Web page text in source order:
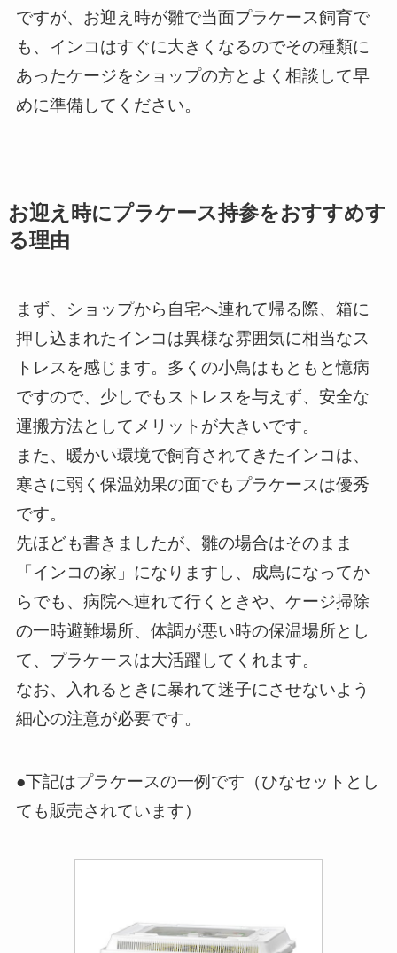
ですが、お迎え時が雛で当面プラケース飼育で
も、インコはすぐに大きくなるのでその種類に
あったケージをショップの方とよく相談して早
めに準備してください。
お迎え時にプラケース持参をおすすめす
る理由
まず、ショップから自宅へ連れて帰る際、箱に
押し込まれたインコは異様な雰囲気に相当なス
トレスを感じます。多くの小鳥はもともと憶病
ですので、少しでもストレスを与えず、安全な
運搬方法としてメリットが大きいです。
また、暖かい環境で飼育されてきたインコは、
寒さに弱く保温効果の面でもプラケースは優秀
です。
先ほども書きましたが、雛の場合はそのまま
「インコの家」になりますし、成鳥になってか
らでも、病院へ連れて行くときや、ケージ掃除
の一時避難場所、体調が悪い時の保温場所とし
て、プラケースは大活躍してくれます。
なお、入れるときに暴れて迷子にさせないよう
細心の注意が必要です。
●下記はプラケースの一例です（ひなセットとし
ても販売されています）